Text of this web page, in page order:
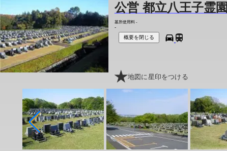
公営 都立八王子霊園
墓所使用料 -
-
概要を閉じる
地図に星印をつける